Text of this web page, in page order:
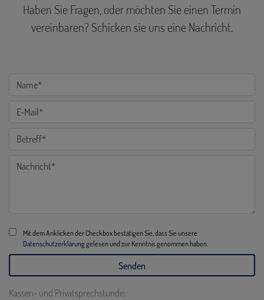
Haben Sie Fragen, oder möchten Sie einen Termin
vereinbaren? Schicken sie uns eine Nachricht.
Mit dem Anklicken der Checkbox bestätigen Sie, dass Sie unsere
Datenschutzerklärunggelesen und zur Kenntnis genommen haben.
Kassen- und Privatsprechstunde: